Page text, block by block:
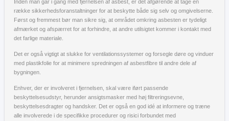
Inden man går i gang med fjernelsen af asbest, er det afgørende at tage en
række sikkerhedsforanstaltninger for at beskytte både sig selv og omgivelserne.
Først og fremmest bør man sikre sig, at området omkring asbesten er tydeligt
afmærket og afspærret for at forhindre, at andre utilsigtet kommer i kontakt med
det farlige materiale.
Det er også vigtigt at slukke for ventilationssystemer og forsegle døre og vinduer
med plastikfolie for at minimere spredningen af asbestfibre til andre dele af
bygningen.
Enhver, der er involveret i fjernelsen, skal være iført passende
beskyttelsesudstyr, herunder ansigtsmasker med høj filtreringsevne,
beskyttelsesdragter og handsker. Det er også en god idé at informere og træne
alle involverede i de specifikke procedurer og risici forbundet med